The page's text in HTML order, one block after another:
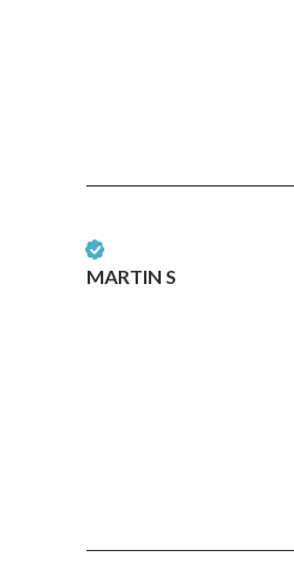
MARTIN S